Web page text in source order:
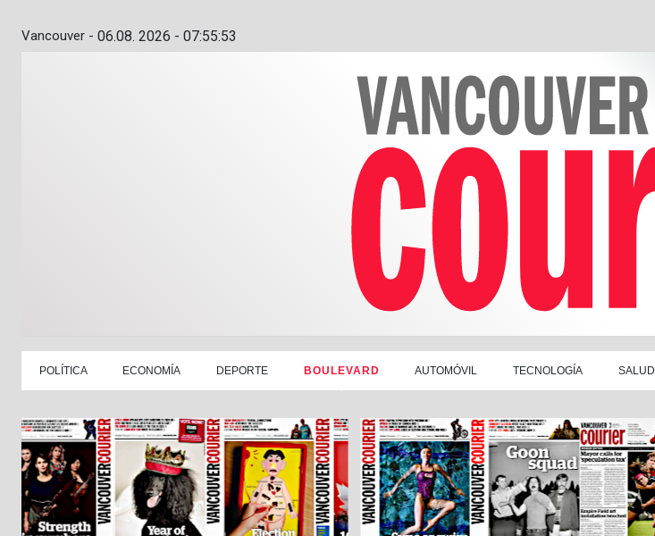
Vancouver - 06.08. 2026 - 07:55:54
POLÍTICA ECONOMÍA DEPORTE BOULEVARD AUTOMÓVIL TECNOLOGÍA SALUD